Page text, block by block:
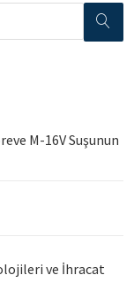
M-16V Suşunun
ve İhracat